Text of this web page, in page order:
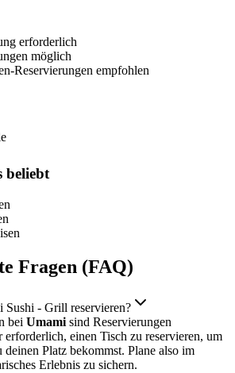
erforderlich
möglich
Reservierungen empfohlen
beliebt
Fragen (FAQ)
Sushi - Grill reservieren?
bei Umamisind Reservierungen
erforderlich, einen Tisch zu reservieren, um
deinen Platz bekommst. Plane also im
Erlebnis zu sichern.